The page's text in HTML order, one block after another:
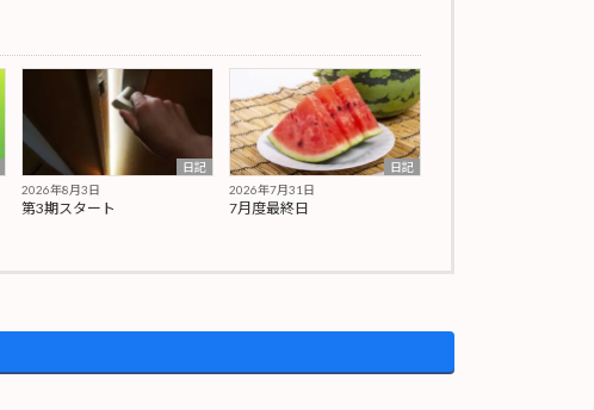
日記
2026年8月3日
第3期スタート
日記
2026年7月31日
7月度最終日